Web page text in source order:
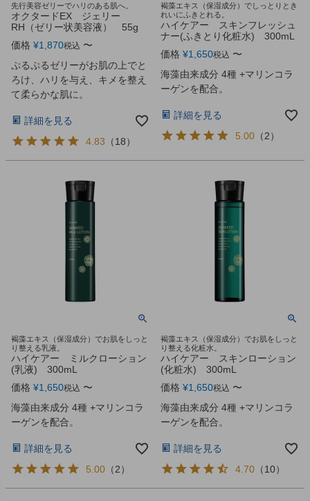
先行美容ゼリーでハリのある肌へ。
オクタードEX ジェリー
RH（ゼリー状美容液） 55g
価格 ¥1,870税込 〜
ぷるぷるゼリーがお肌の上でと
ろけ、ハリを与え、キメを整え
て柔らかな肌に。
詳細を見る
4.83 （18）
褐藻エキス（保湿成分）でしっとりとき
れいにふきとれる。
ハイケアー スキンフレッシュ
ナー(ふきとり化粧水) 300mL
価格 ¥1,650税込 〜
海藻由来成分 4種 +マリンコラ
ーゲンを配合。
詳細を見る
5.00 （2）
褐藻エキス（保湿成分）でお肌をしっと
り整える乳液。
ハイケアー ミルクローション
(乳液) 300mL
価格 ¥1,650税込 〜
海藻由来成分 4種 +マリンコラ
ーゲンを配合。
詳細を見る
5.00 （2）
褐藻エキス（保湿成分）でお肌をしっと
り整える化粧水。
ハイケアー スキンローション
(化粧水) 300mL
価格 ¥1,650税込 〜
海藻由来成分 4種 +マリンコラ
ーゲンを配合。
詳細を見る
4.70 （10）